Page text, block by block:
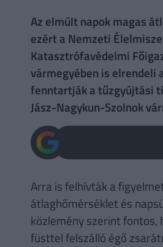
Az elmúlt napok magas
ezért a Nemzeti
Katasztrófavédelmi
vármegyében is
fenntartják a tűzgyújtási
Jász-Nagykun-Szolnok
Arra is felhívták a
átlaghőmérséklet és
közlemény szerint fontos,
füsttel felszálló égő